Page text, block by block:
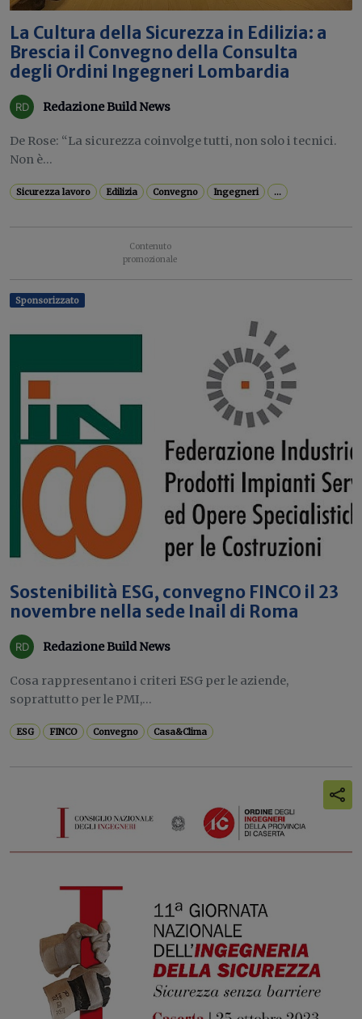
La Cultura della Sicurezza in Edilizia: a
Brescia il Convegno della Consulta
degli Ordini Ingegneri Lombardia
Redazione Build News
De Rose: “La sicurezza coinvolge tutti, non solo i tecnici.
Non è...
Sicurezza lavoro Edilizia Convegno Ingegneri ...
Sponsorizzato
Sostenibilità ESG, convegno FINCO il 23
novembre nella sede Inail di Roma
Redazione Build News
Cosa rappresentano i criteri ESG per le aziende,
soprattutto per le PMI,...
ESG FINCO Convegno Casa&Clima